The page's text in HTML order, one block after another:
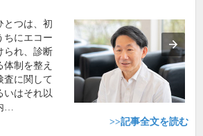
とつは、初
ちにエコー
られ、診断
制を整え
査に関して
いはそれ以
…
>>記事全文を読む